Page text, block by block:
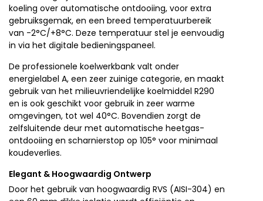
koeling over automatische ontdooiing, voor extra
gebruiksgemak, en een breed temperatuurbereik
van -2°C/+8°C. Deze temperatuur stel je eenvoudig
in via het digitale bedieningspaneel.
De professionele koelwerkbank valt onder
energielabel A, een zeer zuinige categorie, en maakt
gebruik van het milieuvriendelijke koelmiddel R290
en is ook geschikt voor gebruik in zeer warme
omgevingen, tot wel 40°C. Bovendien zorgt de
zelfsluitende deur met automatische heetgas-
ontdooiing en scharnierstop op 105° voor minimaal
koudeverlies.
Elegant & Hoogwaardig Ontwerp
Door het gebruik van hoogwaardig RVS (AISI-304) en